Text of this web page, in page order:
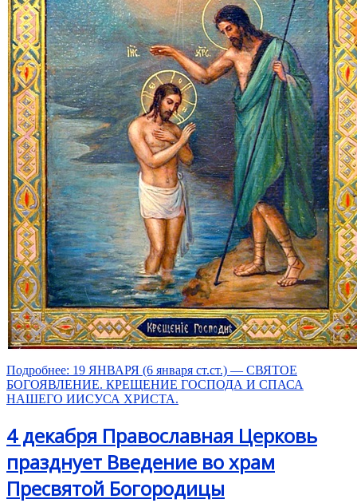
Подробнее: 19 ЯНВАРЯ (6 января ст.ст.) — СВЯТОЕ
БОГОЯВЛЕНИЕ. КРЕЩЕНИЕ ГОСПОДА И СПАСА
НАШЕГО ИИСУСА ХРИСТА.
4 декабря Православная Церковь
празднует Введение во храм
Пресвятой Богородицы